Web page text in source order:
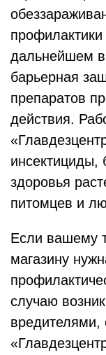
дальнейшем
барьерная
препаратов
действия.
инсектициды,
здоровья
питомцев и
Если вашему
магазину
случаю